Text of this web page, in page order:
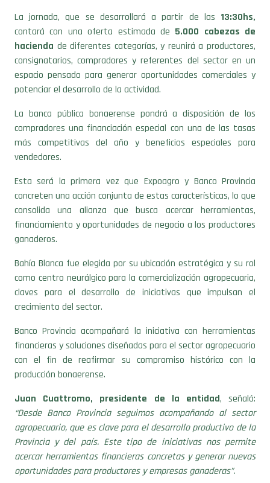
La jornada, que se desarrollará a partir de las 13:30hs,
contará con una oferta estimada de 5.000 cabezas de
hacienda de diferentes categorías, y reunirá a productores,
consignatarios, compradores y referentes del sector en un
espacio pensado para generar oportunidades comerciales y
potenciar el desarrollo de la actividad.
La banca pública bonaerense pondrá a disposición de los
compradores una financiación especial con una de las tasas
más competitivas del año y beneficios especiales para
vendedores.
Esta será la primera vez que Expoagro y Banco Provincia
concreten una acción conjunta de estas características, lo que
consolida una alianza que busca acercar herramientas,
financiamiento y oportunidades de negocio a los productores
ganaderos.
Bahía Blanca fue elegida por su ubicación estratégica y su rol
como centro neurálgico para la comercialización agropecuaria,
claves para el desarrollo de iniciativas que impulsan el
crecimiento del sector.
Banco Provincia acompañará la iniciativa con herramientas
financieras y soluciones diseñadas para el sector agropecuario
con el fin de reafirmar su compromiso histórico con la
producción bonaerense.
Juan Cuattromo, presidente de la entidad, señaló:
“Desde Banco Provincia seguimos acompañando al sector
agropecuario, que es clave para el desarrollo productivo de la
Provincia y del país. Este tipo de iniciativas nos permite
acercar herramientas financieras concretas y generar nuevas
oportunidades para productores y empresas ganaderas”.